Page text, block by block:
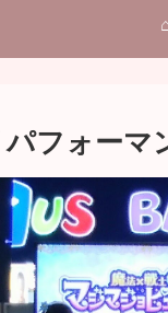
フォーマ